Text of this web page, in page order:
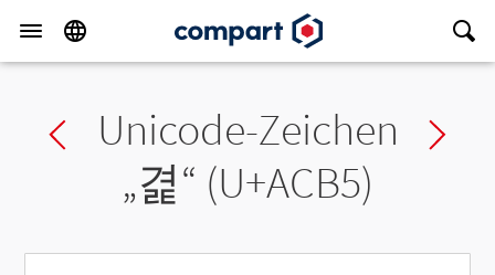
Previous char
Unicode-Zeichen
„겵“ (U+ACB5)